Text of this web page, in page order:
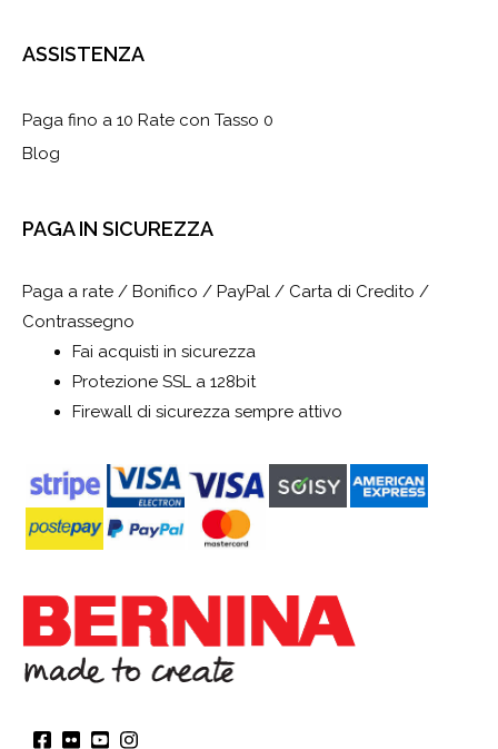
ASSISTENZA
Paga fino a 10 Rate con Tasso 0
Blog
PAGA IN SICUREZZA
Paga a rate / Bonifico / PayPal / Carta di Credito /
Contrassegno
Fai acquisti in sicurezza
Protezione SSL a 128bit
Firewall di sicurezza sempre attivo